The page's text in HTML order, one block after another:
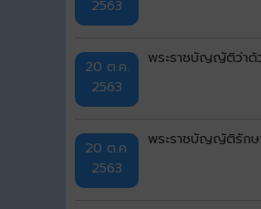
2563
20 ต.ค.
2563
พระราชบัญญัติว่าด้
20 ต.ค.
2563
พระราชบัญญัติรักษ